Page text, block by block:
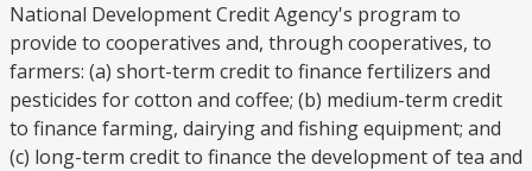
National Development Credit Agency's program to
provide to cooperatives and, through cooperatives, to
farmers: (a) short-term credit to finance fertilizers and
pesticides for cotton and coffee; (b) medium-term credit
to finance farming, dairying and fishing equipment; and
(c) long-term credit to finance the development of tea and